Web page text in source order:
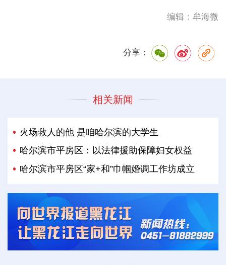
编辑：牟海微
分享：
相关新闻
火场救人的他 是咱哈尔滨的大学生
哈尔滨市平房区：以法律援助保障妇女权益
哈尔滨市平房区“家+和”巾帼婚调工作坊成立